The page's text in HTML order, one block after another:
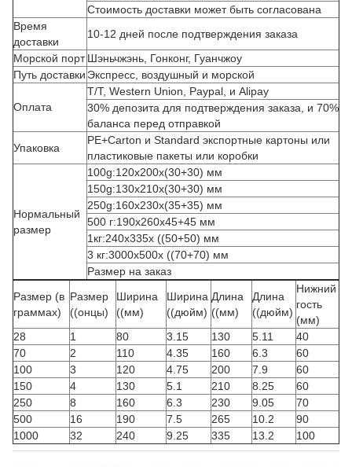
Стоимость доставки может быть согласована
Время
доставки
10-12 дней после подтверждения заказа
Морской порт Шэньчжэнь, Гонконг, Гуанчжоу
Путь доставки Экспресс, воздушный и морской
Оплата
T/T, Western Union, Paypal, и Alipay
30% депозита для подтверждения заказа, и 70%
баланса перед отправкой
Упаковка
PE+Carton и Standard экспортные картоны или
пластиковые пакеты или коробки
Нормальный
размер
100g:120x200x(30+30) мм
150g:130x210x(30+30) мм
250g:160x230x(35+35) мм
500 г:190х260х45+45 мм
1кг:240x335x ((50+50) мм
3 кг:3000x500x ((70+70) мм
Размер на заказ
Размер (в
граммах)
Размер
((онцы)
Ширина
((мм)
Ширина
((дюйм)
Длина
((мм)
Длина
((дюйм)
Нижний
гость
(мм)
28
1 80 3.15 130 5.11
40
70
2 110 4.35 160 6.3
60
100
3 120 4.75 200 7.9
60
150
4 130 5.1 210 8.25
60
250
8 160 6.3 230 9.05
70
500
16 190 7.5 265 10.2
90
1000
32 240 9.25 335 13.2 100